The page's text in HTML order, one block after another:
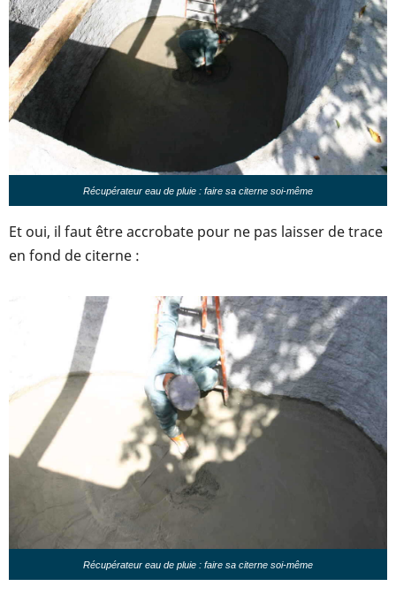
Récupérateur eau de pluie : faire sa citerne soi-même
Et oui, il faut être accrobate pour ne pas laisser de trace
en fond de citerne :
Récupérateur eau de pluie : faire sa citerne soi-même